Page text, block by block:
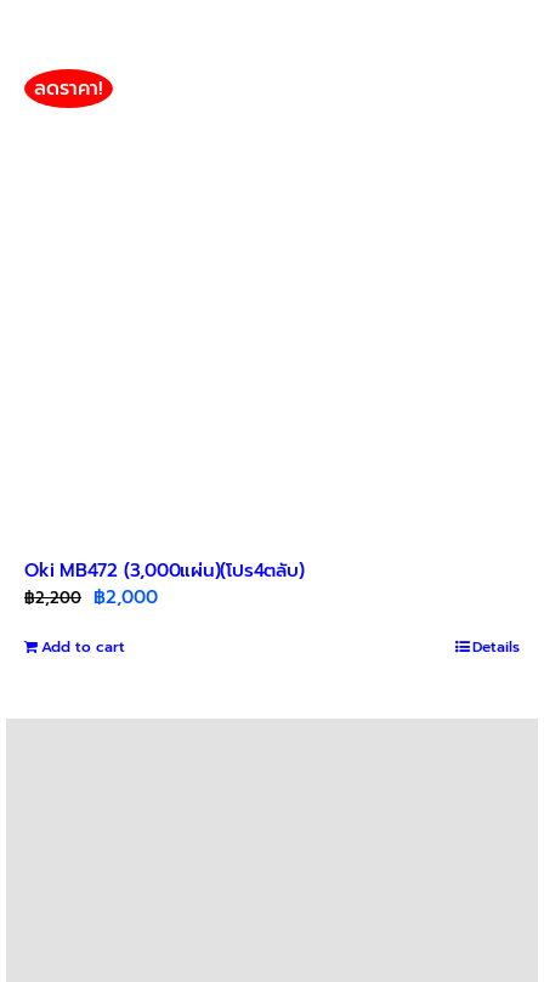
ลดราคา!
Oki MB472 (3,000แผ่น)(โปร4ตลับ)
฿2,200 Original
was:
฿2,000Current
Add to cart Details